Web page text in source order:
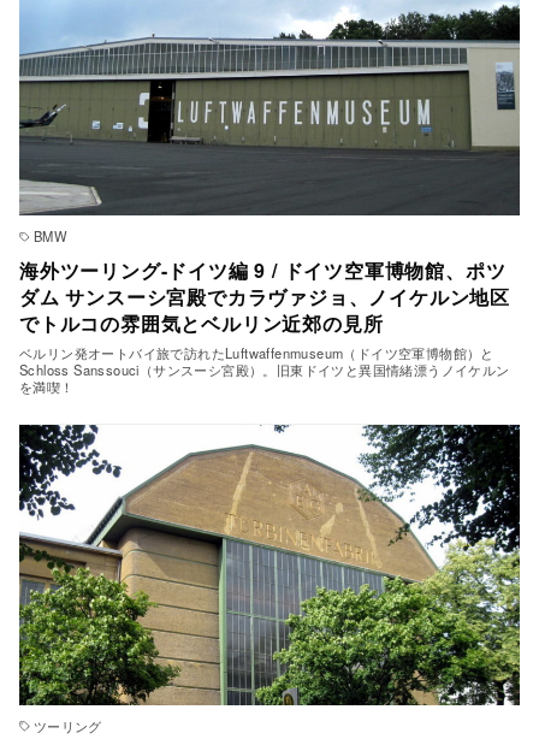
BMW
海外ツーリング-ドイツ編 9 / ドイツ空軍博物館、ポツ
ダム サンスーシ宮殿でカラヴァジョ、ノイケルン地区
でトルコの雰囲気とベルリン近郊の見所
ベルリン発オートバイ旅で訪れたLuftwaffenmuseum（ドイツ空軍博物館）と
Schloss Sanssouci（サンスーシ宮殿）。旧東ドイツと異国情緒漂うノイケルン
を満喫！
ツーリング